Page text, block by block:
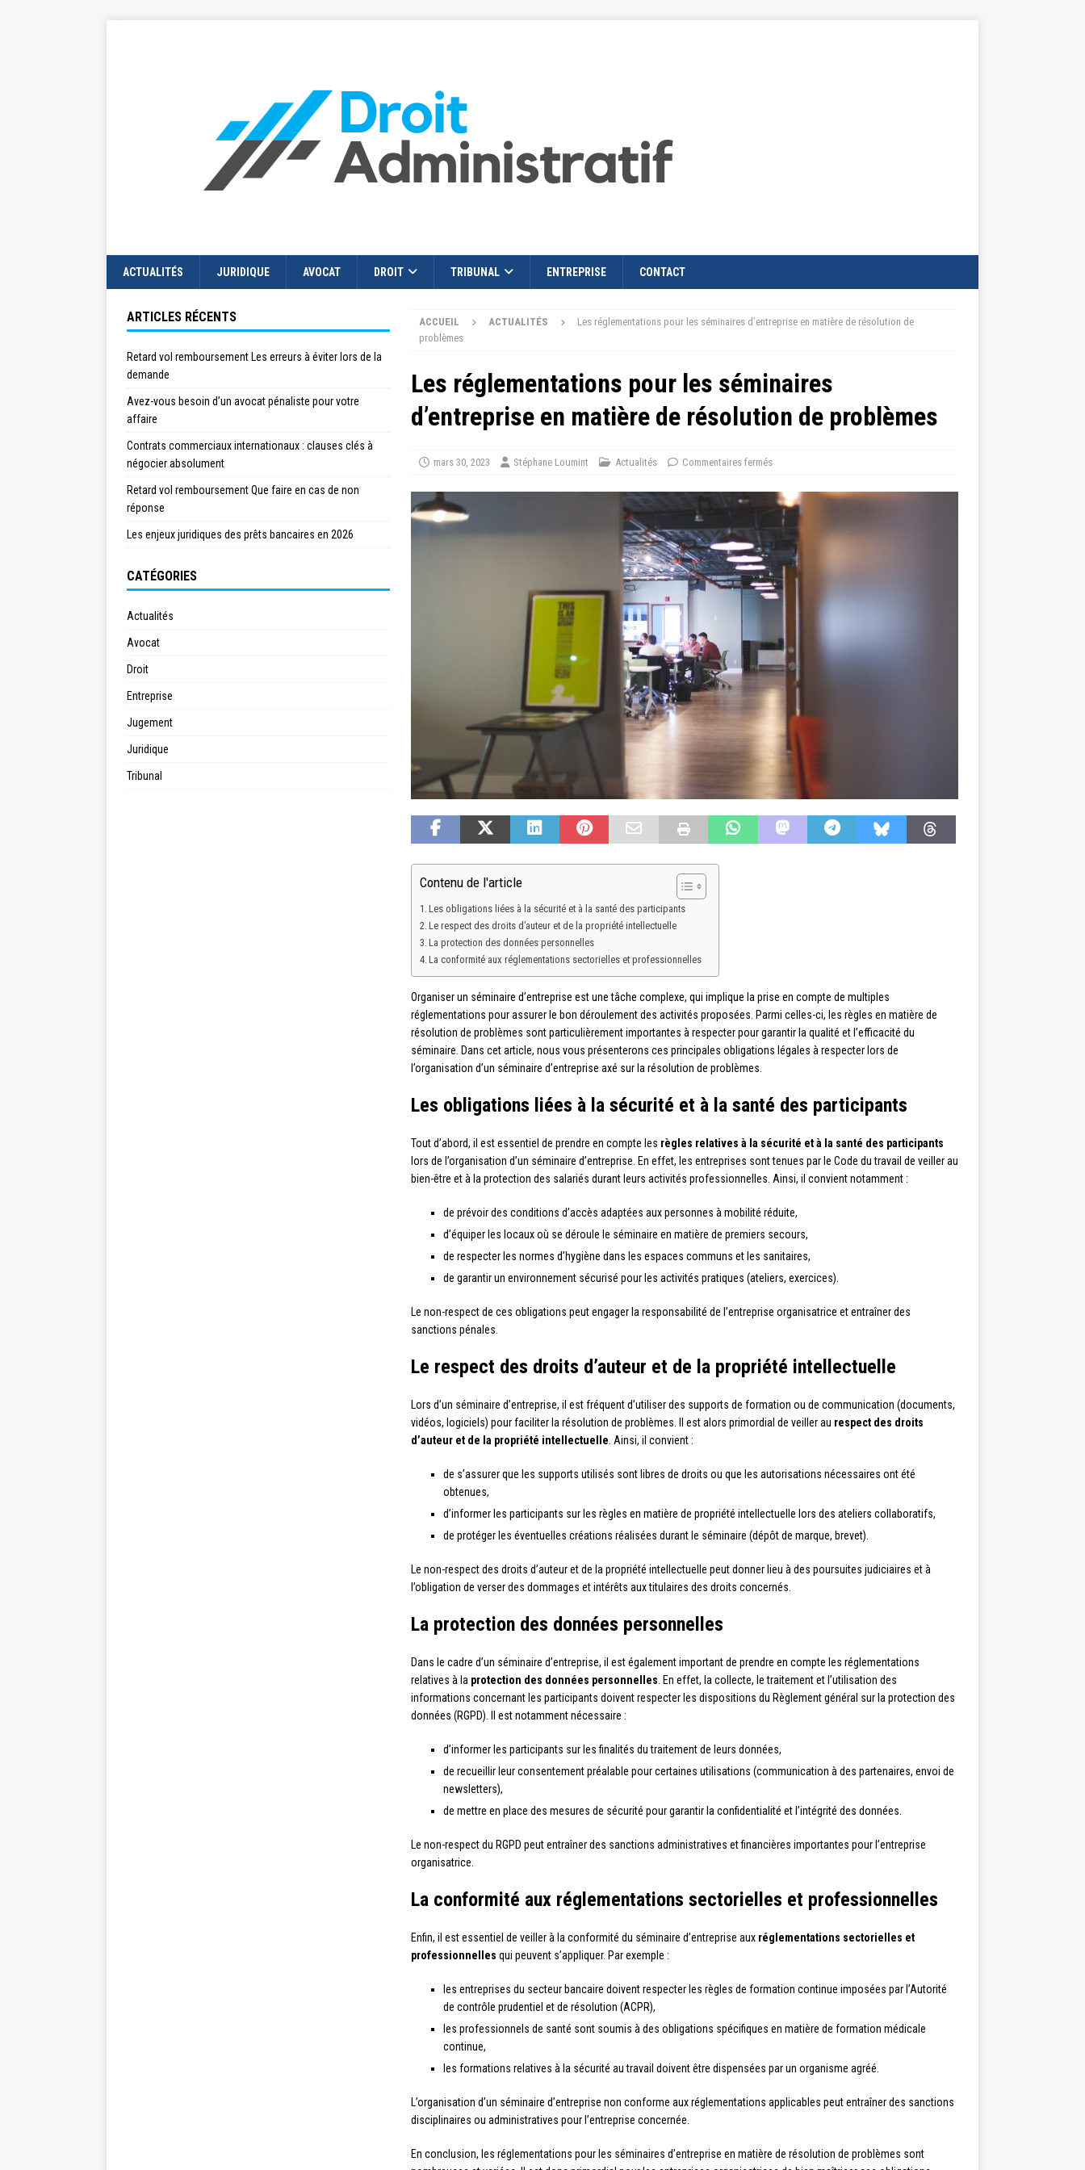
ACTUALITÉS JURIDIQUE AVOCAT DROIT TRIBUNAL ENTREPRISE CONTACT
ACCUEIL ACTUALITÉS
Les réglementations pour les séminaires d’entreprise en matière de résolution de
problèmes
Les réglementations pour les séminaires
d’entreprise en matière de résolution de problèmes
mars 30, 2023 Stéphane Loumint Actualités Commentaires fermés
Contenu de l'article
Les obligations liées à la sécurité et à la santé des participants
Le respect des droits d’auteur et de la propriété intellectuelle
La protection des données personnelles
La conformité aux réglementations sectorielles et professionnelles
Organiser un séminaire d’entreprise est une tâche complexe, qui implique la prise en compte de multiples
réglementations pour assurer le bon déroulement des activités proposées. Parmi celles-ci, les règles en matière de
résolution de problèmes sont particulièrement importantes à respecter pour garantir la qualité et l’efficacité du
séminaire. Dans cet article, nous vous présenterons ces principales obligations légales à respecter lors de
l’organisation d’un séminaire d’entreprise axé sur la résolution de problèmes.
Les obligations liées à la sécurité et à la santé des participants
Tout d’abord, il est essentiel de prendre en compte les règles relatives à la sécurité et à la santé des participants
lors de l’organisation d’un séminaire d’entreprise. En effet, les entreprises sont tenues par le Code du travail de veiller au
bien-être et à la protection des salariés durant leurs activités professionnelles. Ainsi, il convient notamment :
de prévoir des conditions d’accès adaptées aux personnes à mobilité réduite,
d’équiper les locaux où se déroule le séminaire en matière de premiers secours,
de respecter les normes d’hygiène dans les espaces communs et les sanitaires,
de garantir un environnement sécurisé pour les activités pratiques (ateliers, exercices).
Le non-respect de ces obligations peut engager la responsabilité de l’entreprise organisatrice et entraîner des
sanctions pénales.
Le respect des droits d’auteur et de la propriété intellectuelle
Lors d’un séminaire d’entreprise, il est fréquent d’utiliser des supports de formation ou de communication (documents,
vidéos, logiciels) pour faciliter la résolution de problèmes. Il est alors primordial de veiller au respect des droits
d’auteur et de la propriété intellectuelle . Ainsi, il convient :
de s’assurer que les supports utilisés sont libres de droits ou que les autorisations nécessaires ont été
obtenues,
d’informer les participants sur les règles en matière de propriété intellectuelle lors des ateliers collaboratifs,
de protéger les éventuelles créations réalisées durant le séminaire (dépôt de marque, brevet).
Le non-respect des droits d’auteur et de la propriété intellectuelle peut donner lieu à des poursuites judiciaires et à
l’obligation de verser des dommages et intérêts aux titulaires des droits concernés.
La protection des données personnelles
Dans le cadre d’un séminaire d’entreprise, il est également important de prendre en compte les réglementations
relatives à la protection des données personnelles . En effet, la collecte, le traitement et l’utilisation des
informations concernant les participants doivent respecter les dispositions du Règlement général sur la protection des
données (RGPD). Il est notamment nécessaire :
d’informer les participants sur les finalités du traitement de leurs données,
de recueillir leur consentement préalable pour certaines utilisations (communication à des partenaires, envoi de
newsletters),
de mettre en place des mesures de sécurité pour garantir la confidentialité et l’intégrité des données.
Le non-respect du RGPD peut entraîner des sanctions administratives et financières importantes pour l’entreprise
organisatrice.
La conformité aux réglementations sectorielles et professionnelles
Enfin, il est essentiel de veiller à la conformité du séminaire d’entreprise aux réglementations sectorielles et
professionnelles qui peuvent s’appliquer. Par exemple :
les entreprises du secteur bancaire doivent respecter les règles de formation continue imposées par l’Autorité
de contrôle prudentiel et de résolution (ACPR),
les professionnels de santé sont soumis à des obligations spécifiques en matière de formation médicale
continue,
les formations relatives à la sécurité au travail doivent être dispensées par un organisme agréé.
L’organisation d’un séminaire d’entreprise non conforme aux réglementations applicables peut entraîner des sanctions
disciplinaires ou administratives pour l’entreprise concernée.
En conclusion, les réglementations pour les séminaires d’entreprise en matière de résolution de problèmes sont
ARTICLES RÉCENTS
Retard vol remboursement Les erreurs à éviter lors de la
demande
Avez-vous besoin d’un avocat pénaliste pour votre
affaire
Contrats commerciaux internationaux : clauses clés à
négocier absolument
Retard vol remboursement Que faire en cas de non
réponse
Les enjeux juridiques des prêts bancaires en 2026
CATÉGORIES
Actualités
Avocat
Droit
Entreprise
Jugement
Juridique
Tribunal